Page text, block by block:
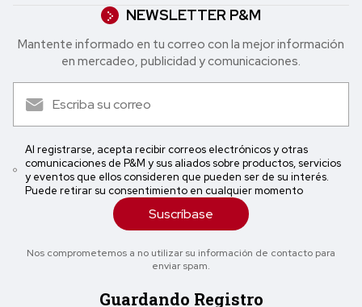
NEWSLETTER P&M
Mantente informado en tu correo con la mejor in formación
en mercadeo, publicidad y comunicaciones.
Al registrarse, acepta recibir correos electrónicos y otras
comunicaciones de P&M y sus aliados sobre productos, servicios
y eventos que ellos consideren que pueden ser de su interés.
Puede retirar su consentimiento en cualquier momento
Suscríbase
Nos comprometemos a no utilizar su información de contacto para
enviar spam.
Guardando Registro